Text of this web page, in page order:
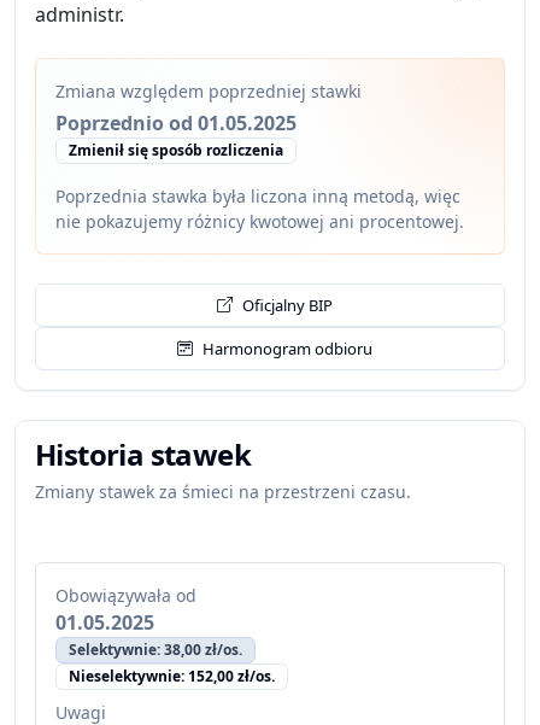
administr.
Zmiana względem poprzedniej stawki
Poprzednio od 01.05.2025
Zmienił się sposób rozliczenia
Poprzednia stawka była liczona inną metodą, więc
nie pokazujemy różnicy kwotowej ani procentowej.
Oficjalny BIP
Harmonogram odbioru
Historia stawek
Zmiany stawek za śmieci na przestrzeni czasu.
Obowiązywała od
01.05.2025
Selektywnie: 38,00 zł/os.
Nieselektywnie: 152,00 zł/os.
Uwagi